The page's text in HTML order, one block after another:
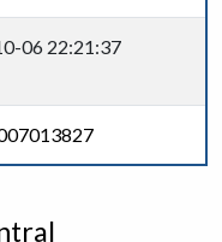
06 22:21:37